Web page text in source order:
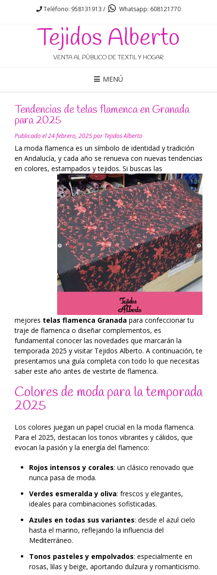
Teléfono: 958131913 / Whatsapp: 608121770
Tejidos Alberto
VENTA AL PÚBLICO DE TEXTIL Y HOGAR
MENÚ
Tendencias de telas flamenca en Granada
para 2025
Publicado el24 febrero, 2025porTejidos Alberto
La moda flamenca es un símbolo de identidad y tradición
en Andalucía, y cada año se renueva con nuevas tendencias
en colores, estampados y tejidos. Si buscas las
mejores telas flamenca Granada para confeccionar tu
traje de flamenca o diseñar complementos, es
fundamental conocer las novedades que marcarán la
temporada 2025 y visitar Tejidos Alberto. A continuación, te
presentamos una guía completa con todo lo que necesitas
saber este año antes de vestirte de flamenca.
Colores de moda para la temporada
2025
Los colores juegan un papel crucial en la moda flamenca.
Para el 2025, destacan los tonos vibrantes y cálidos, que
evocan la pasión y la energía del flamenco:
Rojos intensos y corales: un clásico renovado que
nunca pasa de moda.
Verdes esmeralda y oliva: frescos y elegantes,
ideales para combinaciones sofisticadas.
Azules en todas sus variantes: desde el azul cielo
hasta el marino, reflejando la influencia del
Mediterráneo.
Tonos pasteles y empolvados: especialmente en
rosas, lilas y beige, aportando dulzura y romanticismo.